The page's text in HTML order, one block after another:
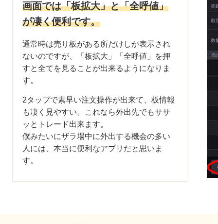
画面では「板拡大」と「全呼値」
が凄く便利です。
通常時は売り板がある所だけしか表示され
ないのですが、「板拡大」「全呼値」を押
すと全てを見ることが出来るようになりま
す。
2タップで素早い注文操作が出来て、板情報
も凄く見やすい。これなら外出先でもササ
ッとトレード出来ます。
僕みたいにザラ場中に外出する機会の多い
人には、本当に便利なアプリだと思いま
す。